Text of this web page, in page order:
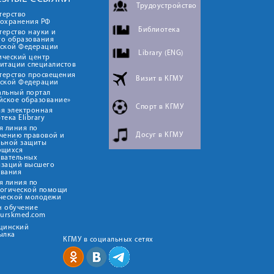
РФ
науки и
образования
Федерации
центр
специалистов
просвещения
Федерации
портал
образование»
электронная
Elibrary
линия по
правовой и
защиты
высшего
линия по
помощи
молодежи
обучение
Трудоустройство
Библиотека
Library (ENG)
Визит в КГМУ
Спорт в КГМУ
Досуг в КГМУ
КГМУ в социальных сетях